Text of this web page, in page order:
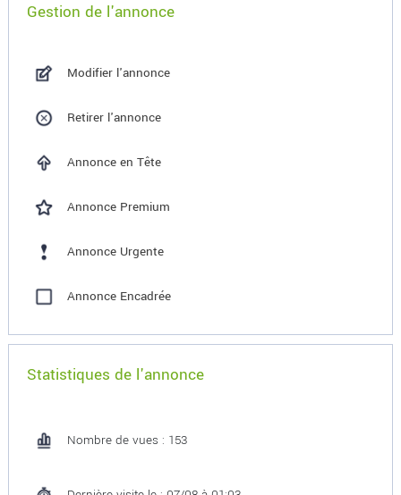
Gestion de l'annonce
Modifier l'annonce
Retirer l'annonce
Annonce en Tête
Annonce Premium
Annonce Urgente
Annonce Encadrée
Statistiques de l'annonce
Nombre de vues : 153